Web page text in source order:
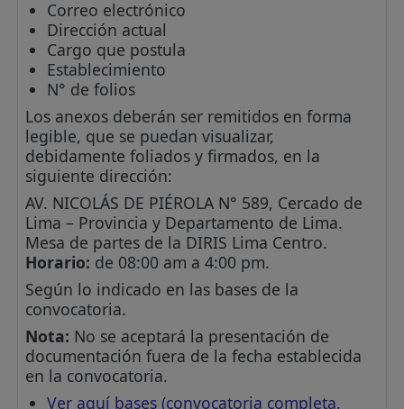
Correo electrónico
Dirección actual
Cargo que postula
Establecimiento
N° de folios
Los anexos deberán ser remitidos en forma
legible, que se puedan visualizar,
debidamente foliados y firmados, en la
siguiente dirección:
AV. NICOLÁS DE PIÉROLA N° 589, Cercado de
Lima – Provincia y Departamento de Lima.
Mesa de partes de la DIRIS Lima Centro.
Horario: de 08:00 am a 4:00 pm.
Según lo indicado en las bases de la
convocatoria.
Nota: No se aceptará la presentación de
documentación fuera de la fecha establecida
en la convocatoria.
Ver aquí bases (convocatoria completa,